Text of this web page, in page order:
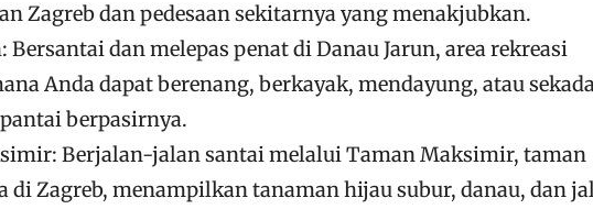
Zagreb dan pedesaan sekitarnya yang menakjubkan.
Bersantai dan melepas penat di Danau Jarun, area rekreasi
Anda dapat berenang, berkayak, mendayung, atau
berpasirnya.
Berjalan-jalan santai melalui Taman Maksimir, taman
di Zagreb, menampilkan tanaman hijau subur, danau, dan